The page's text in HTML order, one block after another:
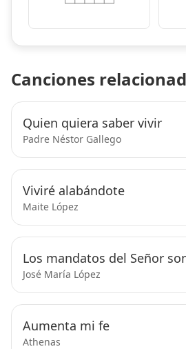
Canciones
Quien quiera saber vivir
Padre Néstor Gallego
Viviré alabándote
Maite López
Los mandatos del Señor
José María López
Aumenta mi fe
Athenas